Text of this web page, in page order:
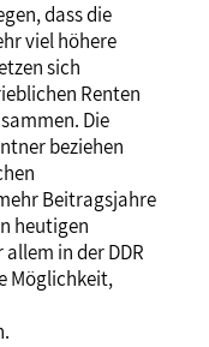
dass die
viel höhere
sich
Renten
Die
beziehen
Beitragsjahre
heutigen
in der DDR
Möglichkeit,